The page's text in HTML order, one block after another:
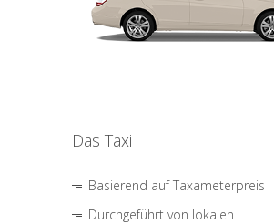
Das Taxi
Basierend auf Taxameterpreis
Durchgeführt von lokalen